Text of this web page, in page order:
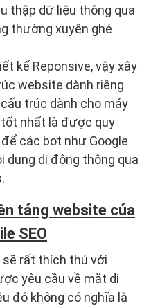
thập dữ liệu thông qua
thường xuyên ghé
kế Reponsive, vậy xây
website dành riêng
trúc dành cho máy
nhất là được quy
các bot như Google
dung di động thông qua
tảng website của
SEO
sẽ rất thích thú với
yêu cầu về mặt di
đó không có nghĩa là